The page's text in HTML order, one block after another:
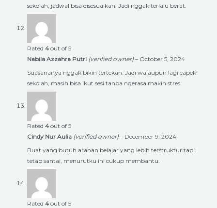
sekolah, jadwal bisa disesuaikan. Jadi nggak terlalu berat.
Rated 4 out of 5
Nabila Azzahra Putri (verified owner) – October 5, 2024
Suasananya nggak bikin tertekan. Jadi walaupun lagi capek
sekolah, masih bisa ikut sesi tanpa ngerasa makin stres.
Rated 4 out of 5
Cindy Nur Aulia (verified owner) – December 9, 2024
Buat yang butuh arahan belajar yang lebih terstruktur tapi
tetap santai, menurutku ini cukup membantu.
Rated 4 out of 5